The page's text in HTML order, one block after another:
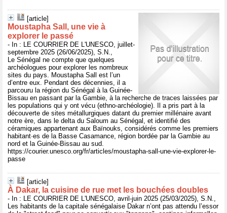
[article]
Moustapha Sall, une vie à
explorer le passé
- In : LE COURRIER DE L'UNESCO, juillet-
septembre 2025 (26/06/2025), S.N.,
Le Sénégal ne compte que quelques
archéologues pour explorer les nombreux
sites du pays. Moustapha Sall est l’un
d’entre eux. Pendant des décennies, il a
parcouru la région du Sénégal à la Guinée-
Bissau en passant par la Gambie, à la recherche de traces laissées par
les populations qui y ont vécu (ethno-archéologie). Il a pris part à la
découverte de sites métallurgiques datant du premier millénaire avant
notre ère, dans le delta du Saloum au Sénégal, et identifié des
céramiques appartenant aux Baïnouks, considérés comme les premiers
habitant·es de la Basse Casamance, région bordée par la Gambie au
nord et la Guinée-Bissau au sud.
https://courier.unesco.org/fr/articles/moustapha-sall-une-vie-explorer-le-
passe
[article]
À Dakar, la cuisine de rue met les bouchées doubles
- In : LE COURRIER DE L'UNESCO, avril-juin 2025 (25/03/2025), S.N.,
Les habitants de la capitale sénégalaise Dakar n’ont pas attendu l’essor